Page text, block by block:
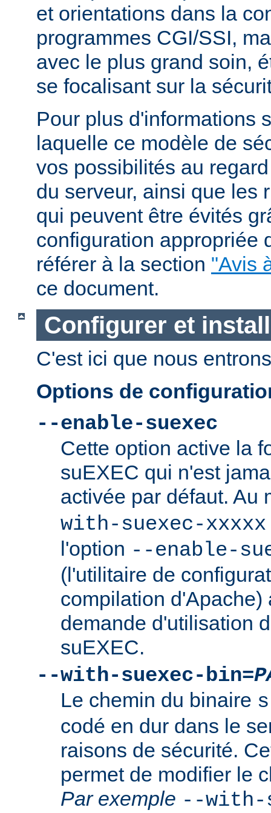
et orientations dans la
programmes CGI/SSI,
avec le plus grand soin,
se focalisant sur la
Pour plus d'informations
laquelle ce modèle de
vos possibilités au
du serveur, ainsi que les
qui peuvent être évités
configuration appropriée
référer à la section "Avis
ce document.
Configurer et
C'est ici que nous
Options de
--enable-suexec
Cette option active la
suEXEC qui n'est
activée par défaut. Au
with-suexec-xxxxx
l'option --enable-
(l'utilitaire de
compilation d'Apache)
demande d'utilisation
suEXEC.
--with-suexec-bin=
Le chemin du binaire
codé en dur dans le
raisons de sécurité.
permet de modifier le
Par exemple --with-